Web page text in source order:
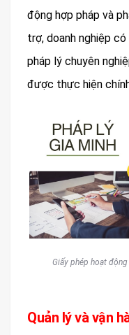
động hợp pháp và
trợ, doanh nghiệp
pháp lý chuyên
được thực hiện
Giấy phép hoạt
Quản lý và vận